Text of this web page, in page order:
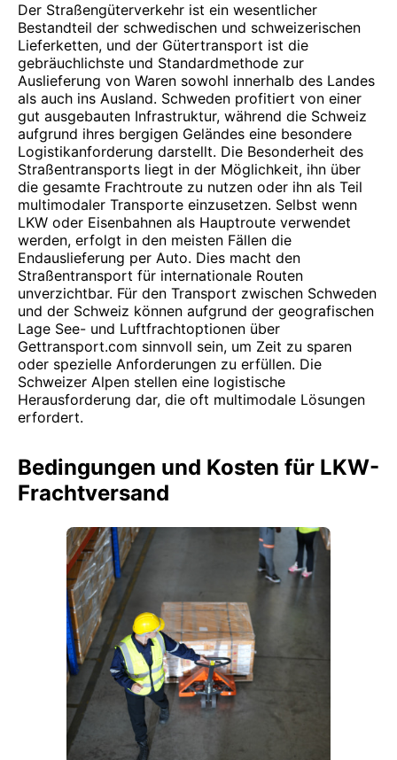
Der Straßengüterverkehr ist ein wesentlicher
Bestandteil der schwedischen und schweizerischen
Lieferketten, und der Gütertransport ist die
gebräuchlichste und Standardmethode zur
Auslieferung von Waren sowohl innerhalb des Landes
als auch ins Ausland. Schweden profitiert von einer
gut ausgebauten Infrastruktur, während die Schweiz
aufgrund ihres bergigen Geländes eine besondere
Logistikanforderung darstellt. Die Besonderheit des
Straßentransports liegt in der Möglichkeit, ihn über
die gesamte Frachtroute zu nutzen oder ihn als Teil
multimodaler Transporte einzusetzen. Selbst wenn
LKW oder Eisenbahnen als Hauptroute verwendet
werden, erfolgt in den meisten Fällen die
Endauslieferung per Auto. Dies macht den
Straßentransport für internationale Routen
unverzichtbar. Für den Transport zwischen Schweden
und der Schweiz können aufgrund der geografischen
Lage See- und Luftfrachtoptionen über
Gettransport.com sinnvoll sein, um Zeit zu sparen
oder spezielle Anforderungen zu erfüllen. Die
Schweizer Alpen stellen eine logistische
Herausforderung dar, die oft multimodale Lösungen
erfordert.
Bedingungen und Kosten für LKW-
Frachtversand